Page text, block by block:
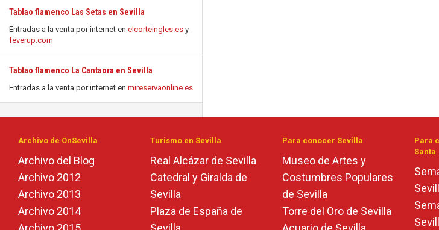
Tablao flamenco Las Setas en Sevilla
Entradas a la venta por internet en elcorteingles.es y
feverup.com
Tablao flamenco La Cantaora en Sevilla
Entradas a la venta por internet en mireservaonline.es
Archivo de OnSevilla
Archivo del Blog
Archivo 2012
Archivo 2013
Archivo 2014
Turismo en Sevilla
Real Alcázar de Sevilla
Catedral y Giralda de
Sevilla
Plaza de España de
Para conocer Sevilla
Museo de Artes y
Costumbres Populares
de Sevilla
Torre del Oro de Sevilla
Para
Santa